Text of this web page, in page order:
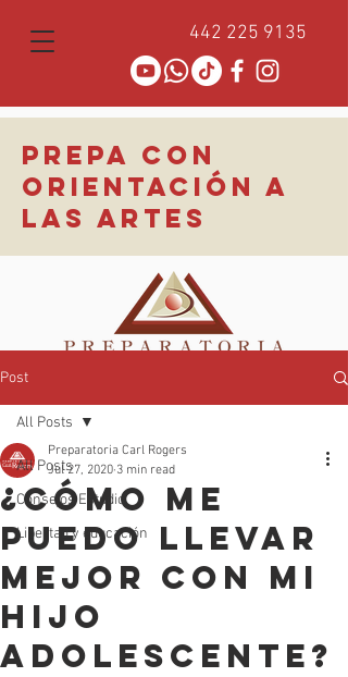
442 225 9135
PREPA CON
ORIENTACIÓN A
LAS ARTES
Post
All Posts
Consejos Estudio
Libertad y educación
All Posts
¿Cómo me
puedo llevar
mejor con mi
hijo
adolescente?
Preparatoria Carl Rogers
Jul 27, 2020 3 min read